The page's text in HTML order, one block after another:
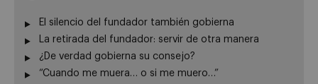
El silencio del fundador también gobierna
La retirada del fundador: servir de otra manera
¿De verdad gobierna su consejo?
“Cuando me muera… o si me muero…”